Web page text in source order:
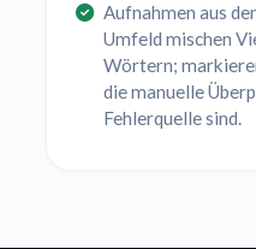
Aufnahmen aus
Umfeld mischen
Wörtern;
die manuelle
Fehlerquelle sind.